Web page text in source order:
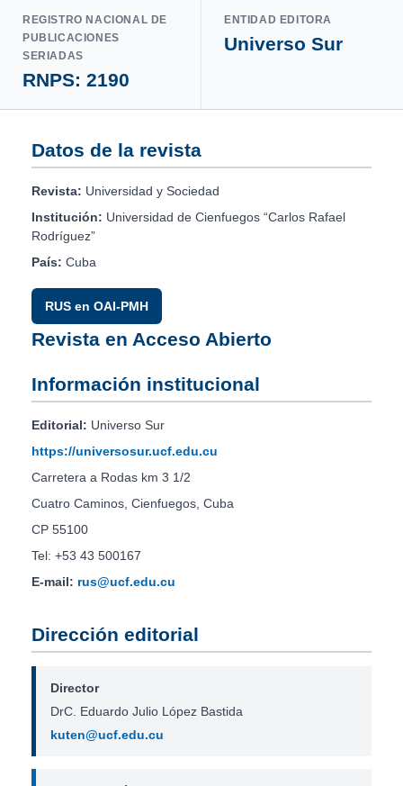
REGISTRO NACIONAL DE
PUBLICACIONES
SERIADAS
RNPS: 2190
ENTIDAD EDITORA
Universo Sur
Datos de la revista
Revista: Universidad y Sociedad
Institución: Universidad de Cienfuegos “Carlos Rafael
Rodríguez”
País: Cuba
RUS en OAI-PMH
Revista en Acceso Abierto
Información institucional
Editorial: Universo Sur
https://universosur.ucf.edu.cu
Carretera a Rodas km 3 1/2
Cuatro Caminos, Cienfuegos, Cuba
CP 55100
Tel: +53 43 500167
E-mail: rus@ucf.edu.cu
Dirección editorial
Director
DrC. Eduardo Julio López Bastida
kuten@ucf.edu.cu